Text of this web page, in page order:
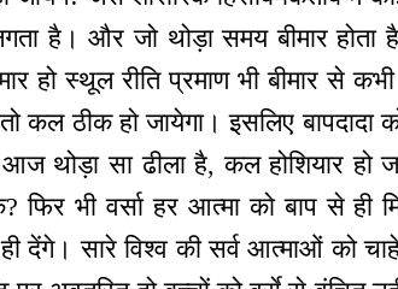
है। और जो थोड़ा समय बीमार होता
हो स्थूल रीति प्रमाण भी बीमार से
कल ठीक हो जायेगा। इसलिए बापदादा
थोड़ा सा ढीला है, कल होशियार हो
फिर भी वर्सा हर आत्मा को बाप से ही
ही देंगे। सारे विश्व की सर्व आत्माओं को